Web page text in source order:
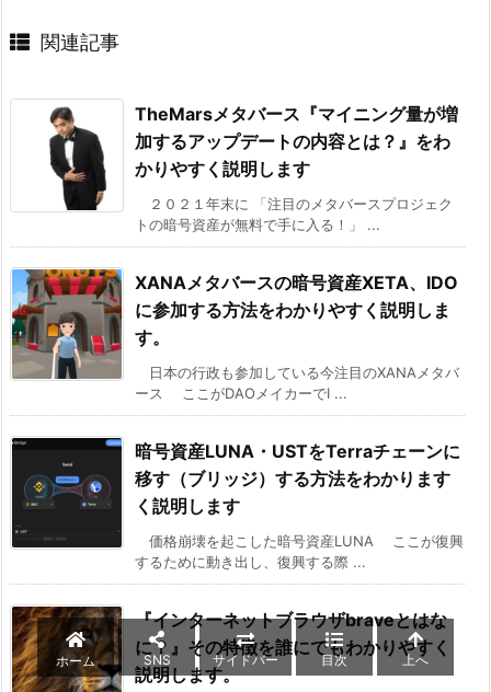
関連記事
TheMarsメタバース『マイニング量が増
加するアップデートの内容とは？』をわ
かりやすく説明します
２０２１年末に 「注目のメタバースプロジェク
トの暗号資産が無料で手に入る！」 ...
XANAメタバースの暗号資産XETA、IDO
に参加する方法をわかりやすく説明しま
す。
日本の行政も参加している今注目のXANAメタバ
ース ここがDAOメイカーでI ...
暗号資産LUNA・USTをTerraチェーンに
移す（ブリッジ）する方法をわかります
く説明します
価格崩壊を起こした暗号資産LUNA ここが復興
するために動き出し、復興する際 ...
『インターネットブラウザbraveとはな
に？』その特徴を誰にでもわかりやすく
説明します。
ホーム SNS サイドバー 目次 上へ